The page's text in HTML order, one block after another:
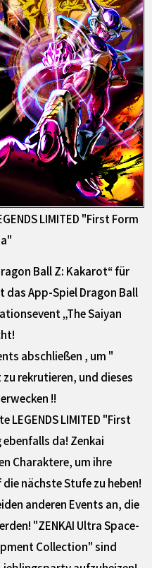
ES
LIMITED "First Form
Ball Z: Kakarot“ für
App-Spiel Dragon Ball
„The Saiyan
abschließen , um "
rekrutieren, und dieses
!!
LIMITED "First
da! Zenkai
Charaktere, um ihre
nächste Stufe zu heben!
anderen Events an, die
"ZENKAI Ultra Space-
Collection" sind